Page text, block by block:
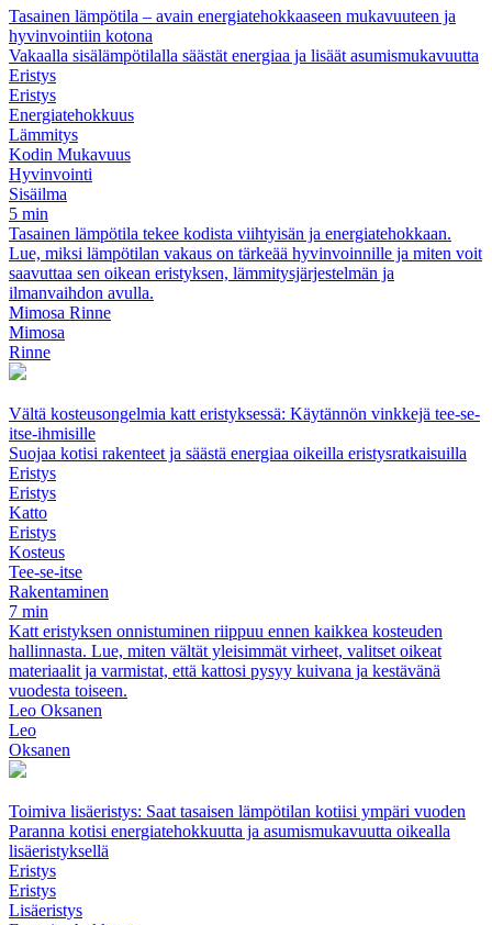
Tasainen lämpötila – avain energiatehokkaaseen mukavuuteen ja
hyvinvointiin kotona
Vakaalla sisälämpötilalla säästät energiaa ja lisäät asumismukavuutta
Eristys
Eristys
Energiatehokkuus
Lämmitys
Kodin Mukavuus
Hyvinvointi
Sisäilma
5 min
Tasainen lämpötila tekee kodista viihtyisän ja energiatehokkaan.
Lue, miksi lämpötilan vakaus on tärkeää hyvinvoinnille ja miten voit
saavuttaa sen oikean eristyksen, lämmitysjärjestelmän ja
ilmanvaihdon avulla.
Mimosa Rinne
Mimosa
Rinne
Vältä kosteusongelmia katt eristyksessä: Käytännön vinkkejä tee-se-
itse‑ihmisille
Suojaa kotisi rakenteet ja säästä energiaa oikeilla eristysratkaisuilla
Eristys
Eristys
Katto
Eristys
Kosteus
Tee-se-itse
Rakentaminen
7 min
Katt eristyksen onnistuminen riippuu ennen kaikkea kosteuden
hallinnasta. Lue, miten vältät yleisimmät virheet, valitset oikeat
materiaalit ja varmistat, että kattosi pysyy kuivana ja kestävänä
vuodesta toiseen.
Leo Oksanen
Leo
Oksanen
Toimiva lisäeristys: Saat tasaisen lämpötilan kotiisi ympäri vuoden
Paranna kotisi energiatehokkuutta ja asumismukavuutta oikealla
lisäeristyksellä
Eristys
Eristys
Lisäeristys